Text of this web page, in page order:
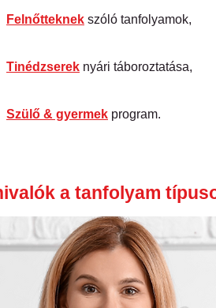
Felnőtteknek szóló tanfolyamok,
Tinédzserek nyári táboroztatása,
Szülő & gyermek program.
a tanfolyam